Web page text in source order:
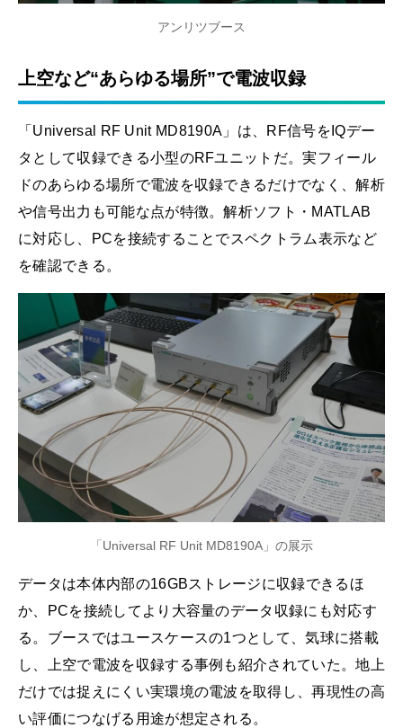
アンリツブース
上空など“あらゆる場所”で電波収録
「Universal RF Unit MD8190A」は、RF信号をIQデー
タとして収録できる小型のRFユニットだ。実フィール
ドのあらゆる場所で電波を収録できるだけでなく、解析
や信号出力も可能な点が特徴。解析ソフト・MATLAB
に対応し、PCを接続することでスペクトラム表示など
を確認できる。
「Universal RF Unit MD8190A」の展示
データは本体内部の16GBストレージに収録できるほ
か、PCを接続してより大容量のデータ収録にも対応す
る。ブースではユースケースの1つとして、気球に搭載
し、上空で電波を収録する事例も紹介されていた。地上
だけでは捉えにくい実環境の電波を取得し、再現性の高
い評価につなげる用途が想定される。